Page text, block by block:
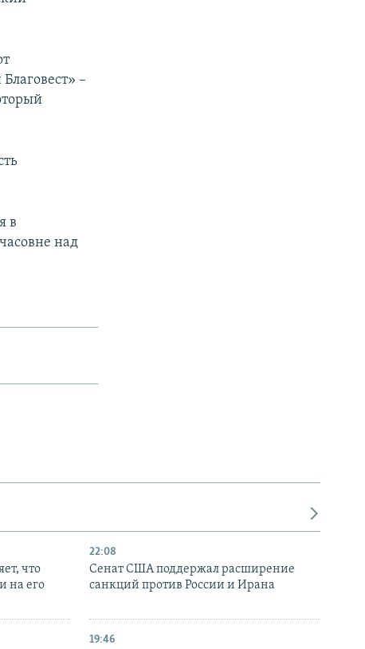
–
в
над
что
на его
22:08
Сенат США поддержал расширение
санкций против России и Ирана
19:46